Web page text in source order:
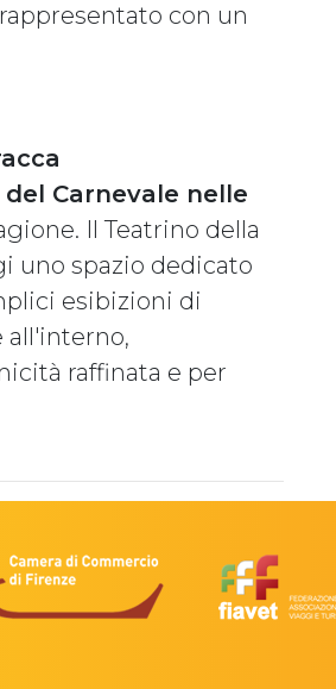
con un
Carnevale nelle
Il Teatrino della
uno spazio dedicato
esibizioni di
all'interno,
raffinata e per